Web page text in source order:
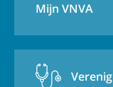
Mijn VNVA